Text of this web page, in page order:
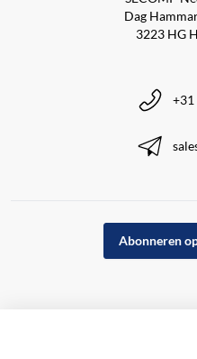
Dag
3223 HG
+31
Abonneren